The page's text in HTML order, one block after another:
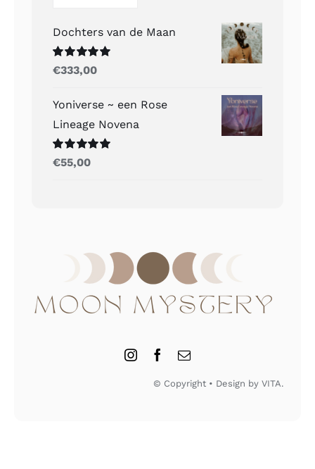
Dochters van de Maan
Gewaardeerd
uit 5
€333,00
Yoniverse ~ een Rose
Lineage Novena
Gewaardeerd
uit 5
€55,00
© Copyright • Design by VITA.